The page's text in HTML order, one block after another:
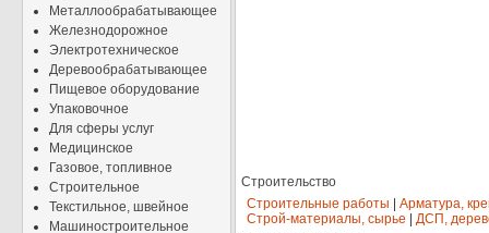
Металлообрабатывающее
Железнодорожное
Электротехническое
Деревообрабатывающее
Пищевое оборудование
Упаковочное
Для сферы услуг
Медицинское
Газовое, топливное
Строительное
Текстильное, швейное
Машиностроительное
Строительство
Строительные работы
Арматура,
Строй-материалы, сырье
ДСП,